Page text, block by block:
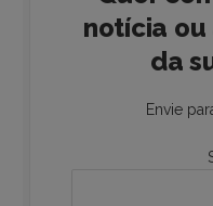
notícia
da
Envie